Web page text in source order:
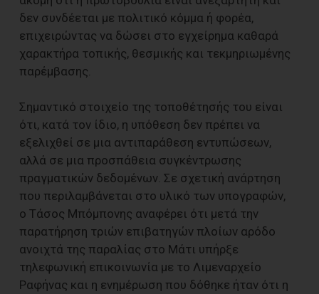
δεν συνδέεται με πολιτικό κόμμα ή φορέα,
επιχειρώντας να δώσει στο εγχείρημα καθαρά
χαρακτήρα τοπικής, θεσμικής και τεκμηριωμένης
παρέμβασης.
Σημαντικό στοιχείο της τοποθέτησής του είναι
ότι, κατά τον ίδιο, η υπόθεση δεν πρέπει να
εξελιχθεί σε μια αντιπαράθεση εντυπώσεων,
αλλά σε μια προσπάθεια συγκέντρωσης
πραγματικών δεδομένων. Σε σχετική ανάρτηση
που περιλαμβάνεται στο υλικό των υπογραφών,
ο Τάσος Μπόμπονης αναφέρει ότι μετά την
παρατήρηση τριών επιβατηγών πλοίων αρόδο
ανοιχτά της παραλίας στο Μάτι υπήρξε
τηλεφωνική επικοινωνία με το Λιμεναρχείο
Ραφήνας και η ενημέρωση που δόθηκε ήταν ότι η